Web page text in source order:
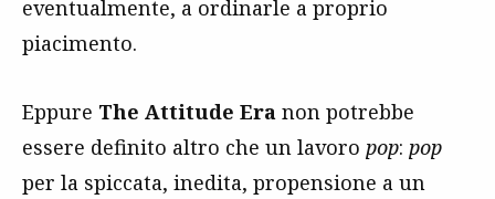
eventualmente, a ordinarle a proprio
piacimento.
Eppure The Attitude Era non potrebbe
essere definito altro che un lavoro pop: pop
per la spiccata, inedita, propensione a un